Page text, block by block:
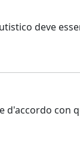
deve
d'accordo con